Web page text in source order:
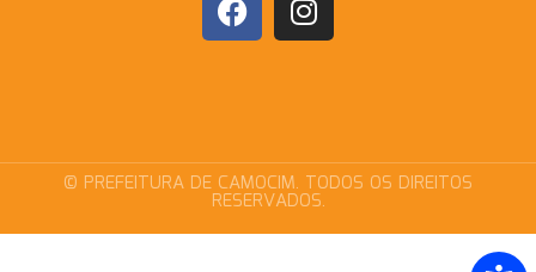
© PREFEITURA DE CAMOCIM. TODOS OS DIREITOS
RESERVADOS.